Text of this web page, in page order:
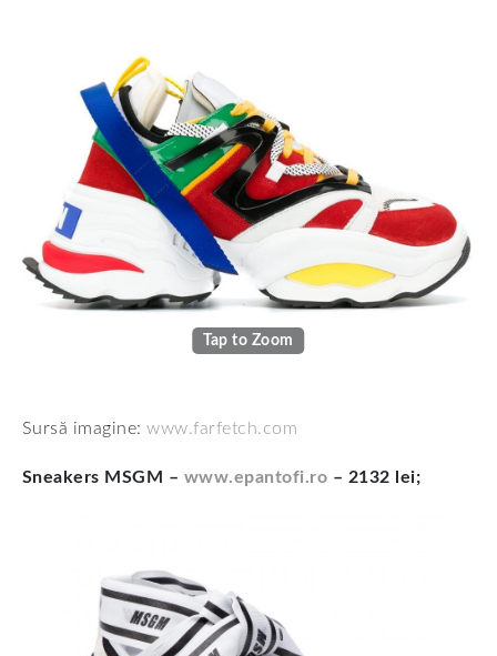
Tap to Zoom
Sursă imagine:www.farfetch.com
Sneakers MSGM – www.epantofi.ro – 2132 lei;